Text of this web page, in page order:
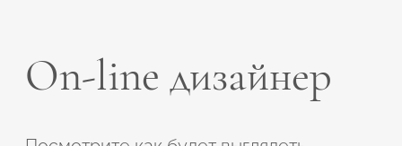
On-line дизайнер